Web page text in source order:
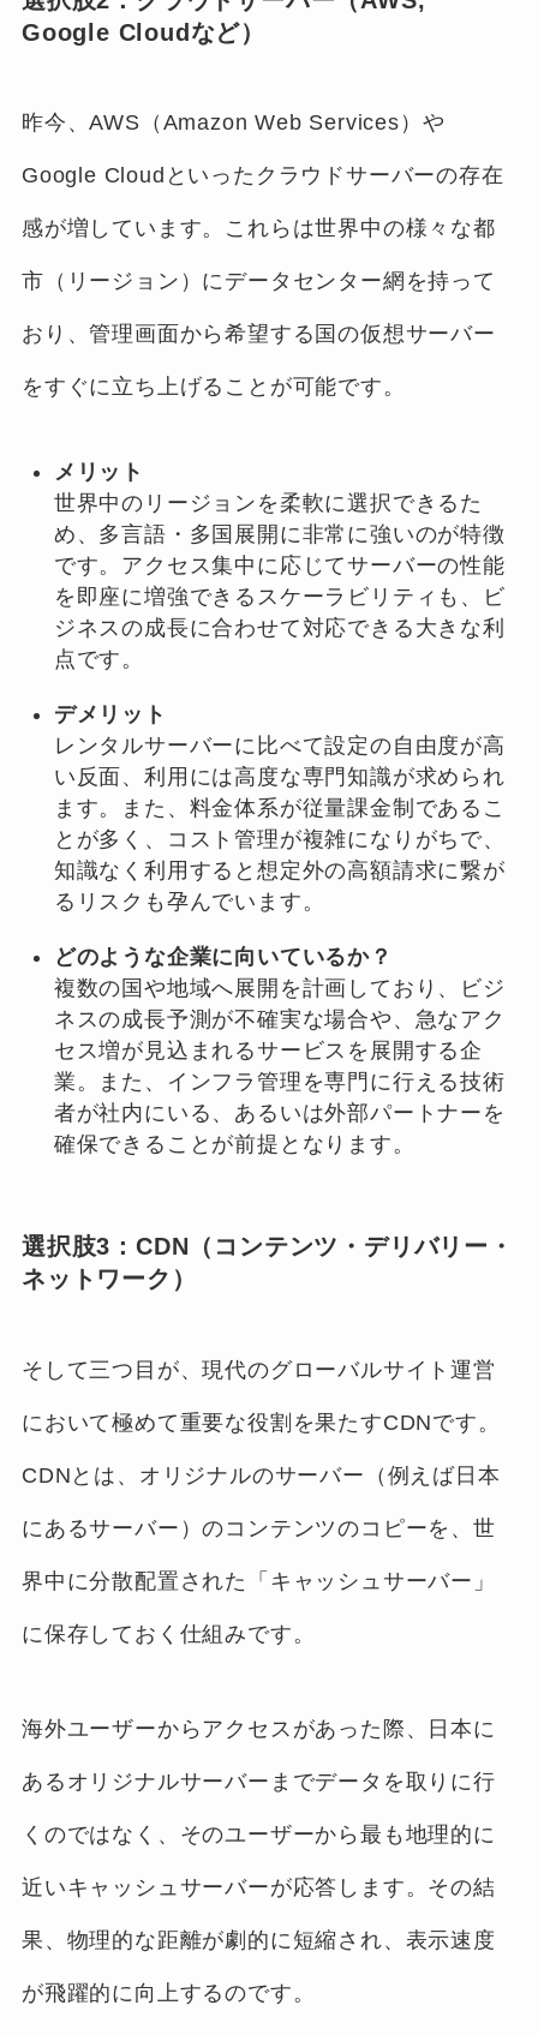
Google Cloudなど）
昨今、AWS（Amazon Web Services）や
Google Cloudといったクラウドサーバーの存在
感が増しています。これらは世界中の様々な都
市（リージョン）にデータセンター網を持って
おり、管理画面から希望する国の仮想サーバー
をすぐに立ち上げることが可能です。
メリット
世界中のリージョンを柔軟に選択できるた
め、多言語・多国展開に非常に強いのが特徴
です。アクセス集中に応じてサーバーの性能
を即座に増強できるスケーラビリティも、ビ
ジネスの成長に合わせて対応できる大きな利
点です。
デメリット
レンタルサーバーに比べて設定の自由度が高
い反面、利用には高度な専門知識が求められ
ます。また、料金体系が従量課金制であるこ
とが多く、コスト管理が複雑になりがちで、
知識なく利用すると想定外の高額請求に繋が
るリスクも孕んでいます。
どのような企業に向いているか？
複数の国や地域へ展開を計画しており、ビジ
ネスの成長予測が不確実な場合や、急なアク
セス増が見込まれるサービスを展開する企
業。また、インフラ管理を専門に行える技術
者が社内にいる、あるいは外部パートナーを
確保できることが前提となります。
選択肢3：CDN（コンテンツ・デリバリー・
ネットワーク）
そして三つ目が、現代のグローバルサイト運営
において極めて重要な役割を果たすCDNです。
CDNとは、オリジナルのサーバー（例えば日本
にあるサーバー）のコンテンツのコピーを、世
界中に分散配置された「キャッシュサーバー」
に保存しておく仕組みです。
海外ユーザーからアクセスがあった際、日本に
あるオリジナルサーバーまでデータを取りに行
くのではなく、そのユーザーから最も地理的に
近いキャッシュサーバーが応答します。その結
果、物理的な距離が劇的に短縮され、表示速度
が飛躍的に向上するのです。